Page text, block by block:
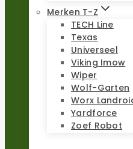
Merken T-Z
TECH Line
Texas
Universeel
Viking Imow
Wiper
Wolf-Garten
Worx
Yardforce
Zoef Robot